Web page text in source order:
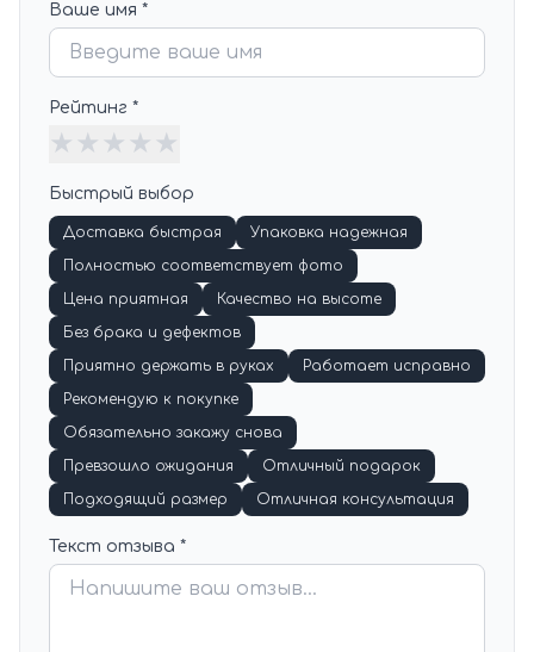
Ваше имя *
Рейтинг *
★ ★ ★ ★ ★
Быстрый выбор
Доставка быстрая
Упаковка надежная
Полностью соответствует фото
Цена приятная
Качество на высоте
Без брака и дефектов
Приятно держать в руках
Работает исправно
Рекомендую к покупке
Обязательно закажу снова
Превзошло ожидания
Отличный подарок
Подходящий размер
Отличная консультация
Текст отзыва *